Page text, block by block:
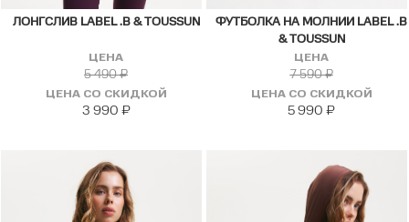
ЛОНГСЛИВ LABEL .B & TOUSSUN
ЦЕНА
5 490₽
ЦЕНА СО СКИДКОЙ
3 990 ₽
ФУТБОЛКА НА МОЛНИИ LABEL .B
& TOUSSUN
ЦЕНА
7 590₽
ЦЕНА СО СКИДКОЙ
5 990 ₽